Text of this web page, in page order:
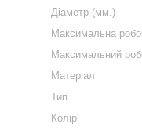
Діаметр (мм.)
Максимальна
Максимальний
Матеріал
Тип
Колір